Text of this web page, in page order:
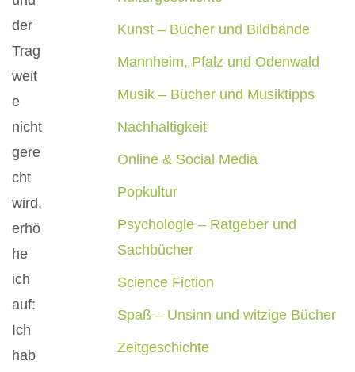
der
Trag
weit
e
nicht
gere
cht
wird,
erhö
he
ich
auf:
Ich
hab
Kunst – Bücher und Bildbände
Mannheim, Pfalz und Odenwald
Musik – Bücher und Musiktipps
Nachhaltigkeit
Online & Social Media
Popkultur
Psychologie – Ratgeber und
Sachbücher
Science Fiction
Spaß – Unsinn und witzige Bücher
Zeitgeschichte